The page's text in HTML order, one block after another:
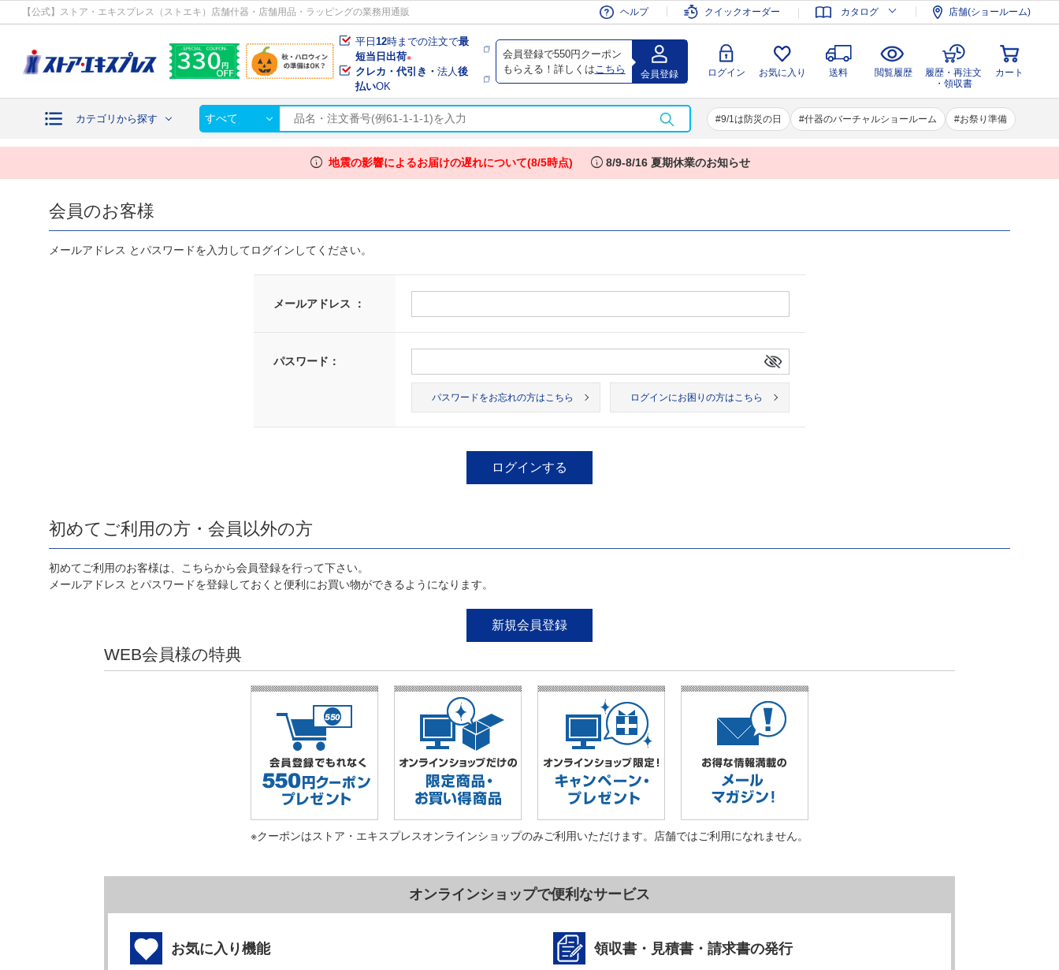
【公式】ストア・エキスプレス（ストエキ）店舗什器・店舗用品・ラッピングの業務用通販 ヘルプ クイックオーダー カタログ 店舗(ショールーム)
平日12時までの注文で最
短当日出荷※
クレカ・代引き・法人後
払いOK
会員登録で550円クーポン
もらえる！詳しくは こちら 会員登録 ログイン お気に入り 送料 閲覧履歴
履歴・再注文
・領収書
カート
カテゴリから探す すべて 9/1は防災の日 什器のバーチャルショールーム お祭り準備
会員登録 ログイン お気に入り 送料 閲覧履歴
履歴・再注文
・領収書
カート
info 地震の影響によるお届けの遅れについて(8/5時点) info 8/9-8/16 夏期休業のお知らせ
会員のお客様
メールアドレス とパスワードを入力してログインしてください。
メールアドレス ：
パスワード：
パスワードをお忘れの方はこちら ログインにお困りの方はこちら
初めてご利用の方・会員以外の方
初めてご利用のお客様は、こちらから会員登録を行って下さい。
メールアドレス とパスワードを登録しておくと便利にお買い物ができるようになります。
WEB会員様の特典
※クーポンはストア・エキスプレスオンラインショップのみご利用いただけます。店舗ではご利用になれません。
オンラインショップで便利なサービス
お気に入り機能 領収書・見積書・請求書の発行